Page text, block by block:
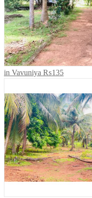
in Vavuniya ₨135